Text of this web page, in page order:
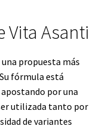
Vita Asanti
propuesta más
fórmula está
apostando por una
utilizada tanto por
de variantes